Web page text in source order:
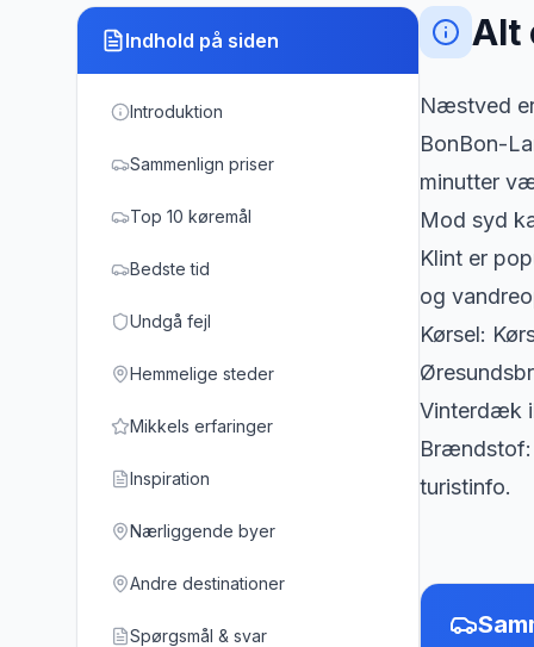
Indhold på siden
Introduktion
Sammenlign priser
Top 10 køremål
Bedste tid
Undgå fejl
Hemmelige steder
Mikkels erfaringer
Inspiration
Nærliggende byer
Andre destinationer
Spørgsmål & svar
Alt
Næstved
BonBon-
minutter
Mod syd
Klint er
og
Kørsel:
Vinterdæk
Brændstof:
turistinfo.